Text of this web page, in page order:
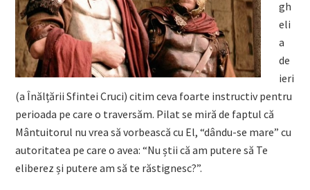
gh
eli
a
de
ieri
(a Înălțării Sfintei Cruci) citim ceva foarte instructiv pentru
perioada pe care o traversăm. Pilat se miră de faptul că
Mântuitorul nu vrea să vorbească cu El, “dându-se mare” cu
autoritatea pe care o avea: “Nu știi că am putere să Te
eliberez și putere am să te răstignesc?”.